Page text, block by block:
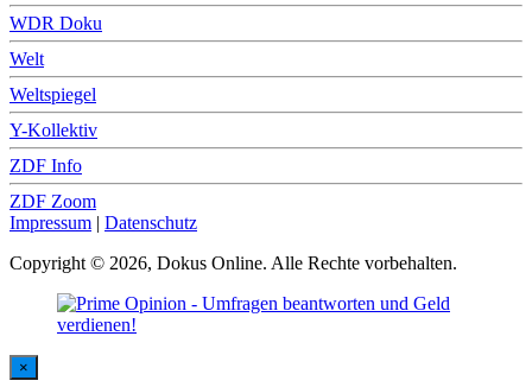
WDR Doku
Welt
Weltspiegel
Y-Kollektiv
ZDF Info
ZDF Zoom
Impressum | Datenschutz
Copyright © 2026, Dokus Online. Alle Rechte vorbehalten.
×